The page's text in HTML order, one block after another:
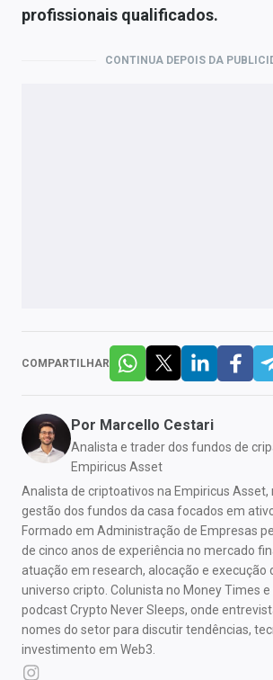
profissionais qualificados.
CONTINUA DEPOIS DA
COMPARTILHAR
Por Marcello Cestari
Analista e trader dos fundos de
Empiricus Asset
Analista de criptoativos na Empiricus Asset,
gestão dos fundos da casa focados em
Formado em Administração de Empresas
de cinco anos de experiência no mercado
atuação em research, alocação e execução
universo cripto. Colunista no Money Times
podcast Crypto Never Sleeps, onde
nomes do setor para discutir tendências,
investimento em Web3.